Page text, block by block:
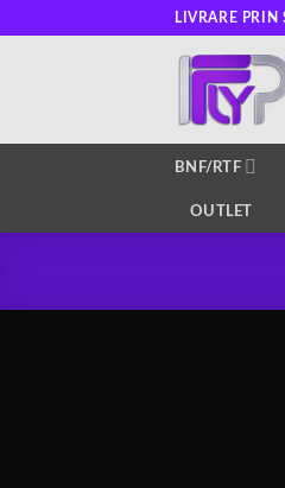
LIVRARE
BNF/RTF
OUTLET